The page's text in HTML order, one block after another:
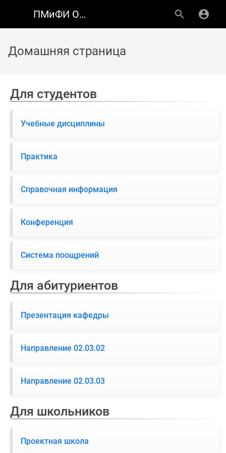
ПМиФИ ОмГТУ
Домашняя страница
Для студентов
Учебные дисциплины
Практика
Справочная информация
Конференция
Система поощрений
Для абитуриентов
Презентация кафедры
Направление 02.03.02
Направление 02.03.03
Для школьников
Проектная школа